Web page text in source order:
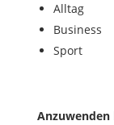
Alltag
Business
Sport
Anzuwenden